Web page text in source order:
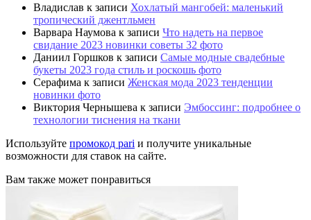
Владислав к записи Хохлатый мангобей: маленький
тропический джентльмен
Варвара Наумова к записи Что надеть на первое
свидание 2023 новинки советы 32 фото
Даниил Горшков к записи Самые модные свадебные
букеты 2023 года стиль и роскошь фото
Серафима к записи Женская мода 2023 тенденции
новинки фото
Виктория Чернышева к записи Эмбоссинг: подробнее о
технологии тиснения на ткани
Используйте промокод pari и получите уникальные
возможности для ставок на сайте.
Вам также может понравиться